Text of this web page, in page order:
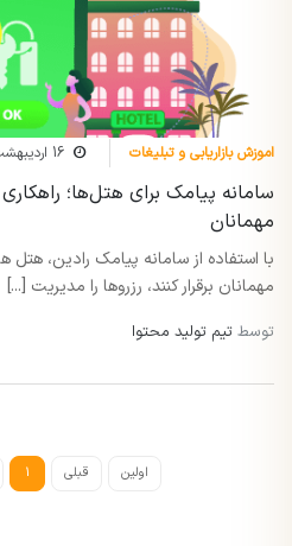
اموزش بازاریابی و تبلیغات 16 اردیبهشت 1404
سامانه پیامک برای هتل‌ها؛ راهکاری
مهمانان
با استفاده از سامانه پیامک رادین، هتل
مهمانان برقرار کنند، رزروها را مدیریت [...]
توسط تیم تولید محتوا
اولین قبلی 1